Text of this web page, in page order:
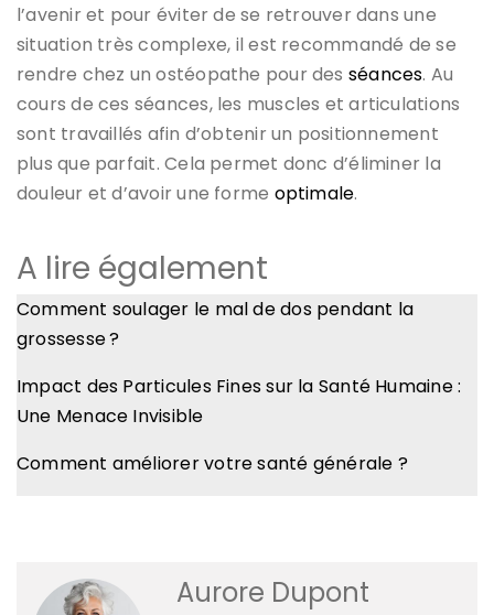
l’avenir et pour éviter de se retrouver dans une
situation très complexe, il est recommandé de se
rendre chez un ostéopathe pour des séances. Au
cours de ces séances, les muscles et articulations
sont travaillés afin d’obtenir un positionnement
plus que parfait. Cela permet donc d’éliminer la
douleur et d’avoir une forme optimale.
A lire également
Comment soulager le mal de dos pendant la
grossesse ?
Impact des Particules Fines sur la Santé Humaine :
Une Menace Invisible
Comment améliorer votre santé générale ?
Aurore Dupont